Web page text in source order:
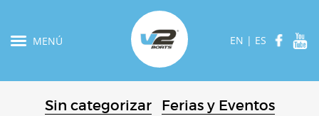
MENÚ EN | ES
Sin categorizar
Ferias y Eventos